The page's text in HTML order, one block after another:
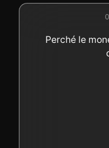
Perché le